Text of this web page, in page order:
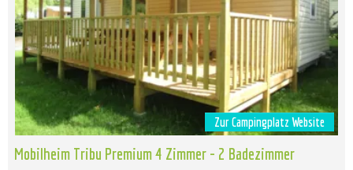
Zur Campingplatz Website
Mobilheim Tribu Premium 4 Zimmer - 2 Badezimmer